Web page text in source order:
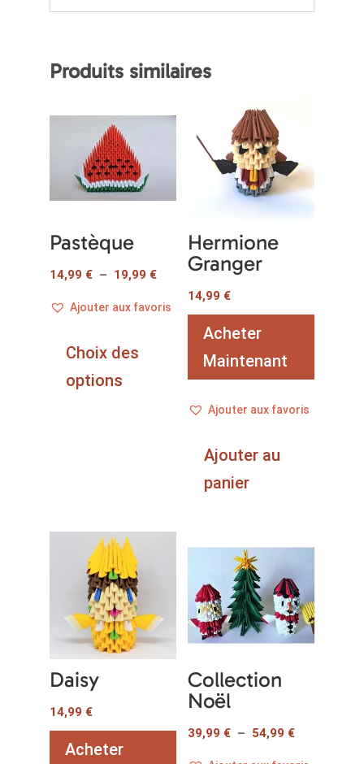
Produits similaires
Pastèque
14,99 € – 19,99 €Plage
prix :
19,99 €
Ajouter aux favoris
Choix des
options
variations.
options
produit
Hermione
Granger
14,99 €
Acheter
Maintenant
Ajouter aux favoris
Ajouter au
panier
Daisy
14,99 €
Acheter
Collection
Noël
39,99 € – 54,99 €Plage